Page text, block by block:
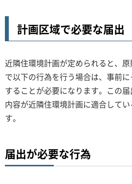
計画区域で必要な届出
近隣住環境計画が定められると、
で以下の行為を行う場合は、事前
することが必要になります。この
内容が近隣住環境計画に適合して
す。
届出が必要な行為